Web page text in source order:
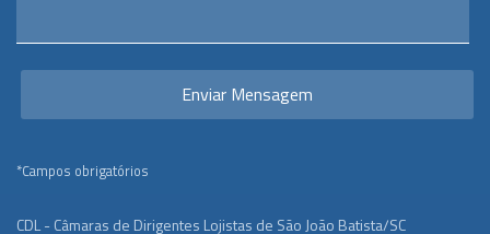
*Campos obrigatórios
CDL - Câmaras de Dirigentes Lojistas de São João Batista/SC